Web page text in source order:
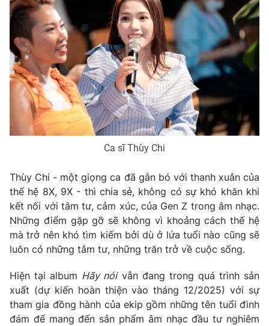
Ca sĩ Thùy Chi
Thùy Chi - một giọng ca đã gắn bó với thanh xuân của
thế hệ 8X, 9X - thì chia sẻ, không có sự khó khăn khi
kết nối với tâm tư, cảm xúc, của Gen Z trong âm nhạc.
Những điểm gặp gỡ sẽ không vì khoảng cách thế hệ
mà trở nên khó tìm kiếm bởi dù ở lứa tuổi nào cũng sẽ
luôn có những tâm tư, những trăn trở về cuộc sống.
Hiện tại album Hãy nóivẫn đang trong quá trình sản
xuất (dự kiến hoàn thiện vào tháng 12/2025) với sự
tham gia đồng hành của ekip gồm những tên tuổi đình
đám để mang đến sản phẩm âm nhạc đầu tư nghiêm